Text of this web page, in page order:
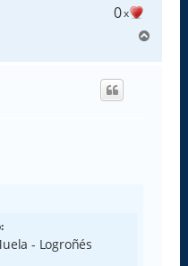
0x
r
- Logroñés